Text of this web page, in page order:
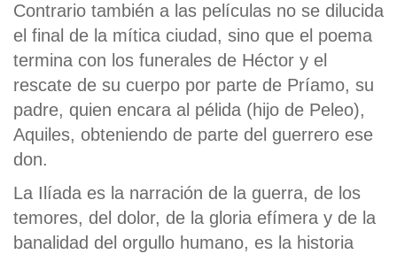
Contrario también a las películas no se dilucida
el final de la mítica ciudad, sino que el poema
termina con los funerales de Héctor y el
rescate de su cuerpo por parte de Príamo, su
padre, quien encara al pélida (hijo de Peleo),
Aquiles, obteniendo de parte del guerrero ese
don.
La Ilíada es la narración de la guerra, de los
temores, del dolor, de la gloria efímera y de la
banalidad del orgullo humano, es la historia